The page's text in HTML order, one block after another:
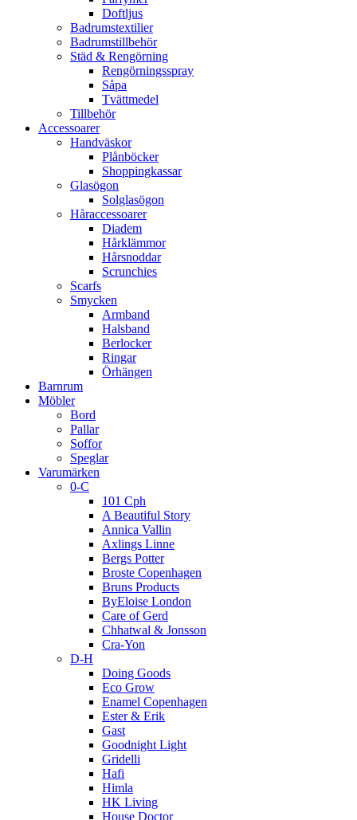
Doftljus
Badrumstextilier
Badrumstillbehör
Städ & Rengörning
Rengörningsspray
Såpa
Tvättmedel
Tillbehör
Accessoarer
Handväskor
Plånböcker
Shoppingkassar
Glasögon
Solglasögon
Håraccessoarer
Diadem
Hårklämmor
Hårsnoddar
Scrunchies
Scarfs
Smycken
Armband
Halsband
Berlocker
Ringar
Örhängen
Barnrum
Möbler
Bord
Pallar
Soffor
Speglar
Varumärken
0-C
101 Cph
A Beautiful Story
Annica Vallin
Axlings Linne
Bergs Potter
Broste Copenhagen
Bruns Products
ByEloise London
Care of Gerd
Chhatwal & Jonsson
Cra-Yon
D-H
Doing Goods
Eco Grow
Enamel Copenhagen
Ester & Erik
Gast
Goodnight Light
Gridelli
Hafi
Himla
HK Living
House Doctor